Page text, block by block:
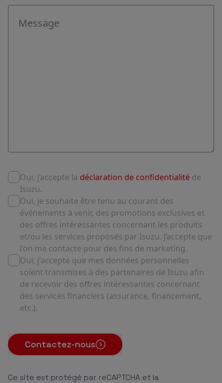
Oui, j’accepte la déclaration de confidentialité de
Isuzu.
Oui, je souhaite être tenu au courant des
événements à venir, des promotions exclusives et
des offres intéressantes concernant les produits
et/ou les services proposés par Isuzu. J’accepte que
l’on me contacte pour des fins de marketing.
Oui, j'accepte que mes données personnelles
soient transmises à des partenaires de Isuzu afin
de recevoir des offres intéressantes concernant
des services financiers (assurance, financement,
etc.).
Contactez-nous
Ce site est protégé par reCAPTCHA et la